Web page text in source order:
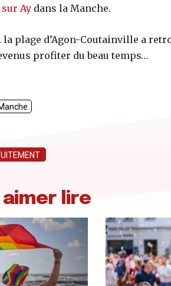
Aydans la Manche.
plage d’Agon-Coutainville a
profiter du beau temps…
lire